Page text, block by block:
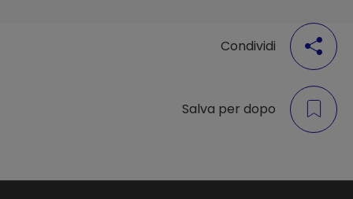
Condividi
Salva per dopo